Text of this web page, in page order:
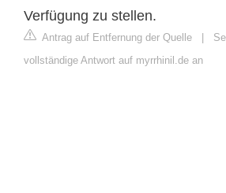
Verfügung zu stellen.
Antrag auf Entfernung der Quelle |
vollständige Antwort auf myrrhinil.de an